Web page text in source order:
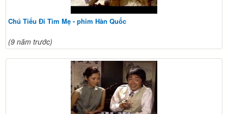
Chú Tiểu Đi Tìm Mẹ - phim Hàn Quốc
(9 năm trước)